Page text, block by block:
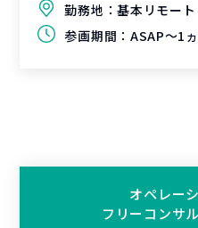
勤務地：基本リモート
参画期間： ASAP～1
オペレー
フリーコンサ